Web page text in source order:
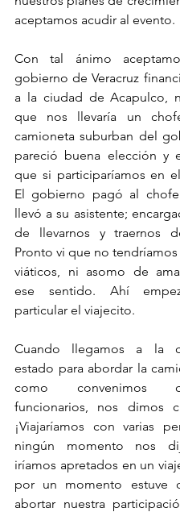
aceptamos acudir al evento.
Con tal ánimo
gobierno de Veracruz
a la ciudad de Acapulco,
que nos llevaría un
camioneta suburban del
pareció buena elección y
que si participaríamos en
El gobierno pagó al
llevó a su asistente;
de llevarnos y traernos
Pronto vi que no
viáticos, ni asomo de
ese sentido. Ahí
particular el viajecito.
Cuando llegamos a la
estado para abordar la
como convenimos
funcionarios, nos dimos
¡Viajaríamos con varias
ningún momento nos
iríamos apretados en un
por un momento estuve
abortar nuestra